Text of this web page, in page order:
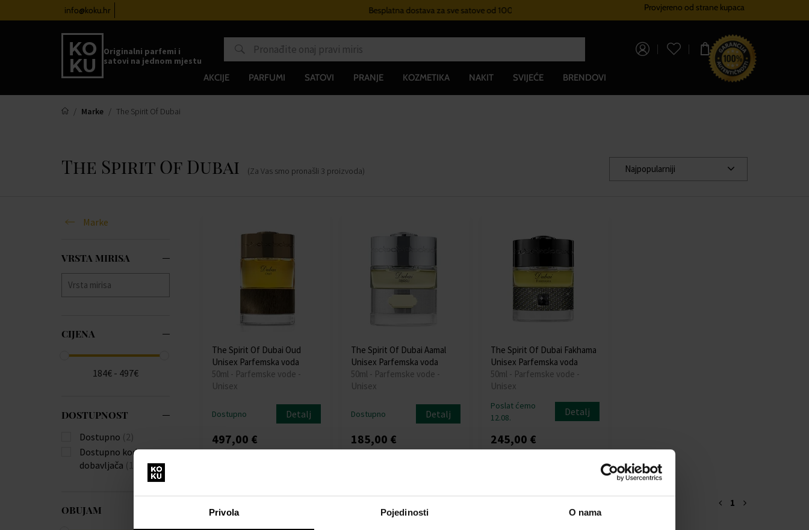
Privola Pojedinosti O nama
info@koku.hr Besplatna dostava za sve satove od 100€ Sustav vjernostiProvjereno od strane kupaca
Originalni parfemi i
satovi na jednom mjestu
0,00 €
AKCIJE PARFUMI SATOVI PRANJE KOZMETIKA NAKIT SVIJEĆE BRENDOVI
Marke The Spirit Of Dubai
The Spirit Of Dubai (Za Vas smo pronašli 3 proizvoda) Najpopularniji
Marke
VRSTA MIRISA
CIJENA
184€ - 497€
DOSTUPNOST
Dostupno (2)
Dostupno kod
dobavljača (1)
OBUJAM
The Spirit Of Dubai Oud
Unisex Parfemska voda
50ml - Parfemske vode -
Unisex
Dostupno Detalj
497,00 €
The Spirit Of Dubai Aamal
Unisex Parfemska voda
50ml - Parfemske vode -
Unisex
Dostupno Detalj
185,00 €
The Spirit Of Dubai Fakhama
Unisex Parfemska voda
50ml - Parfemske vode -
Unisex
Poslat ćemo
12.08.
Detalj
245,00 €
: 1